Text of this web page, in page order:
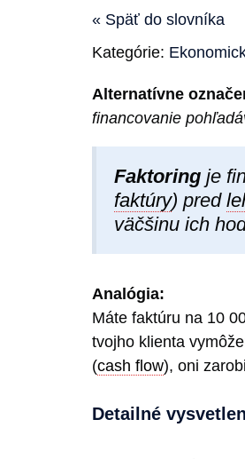
« Späť do slovníka
Kategórie:
Alternatívne
financovanie
Faktoring je
faktúry) pred
väčšinu ich
Analógia:
Máte faktúru na 10
tvojho klienta
(cash flow), oni
Detailné